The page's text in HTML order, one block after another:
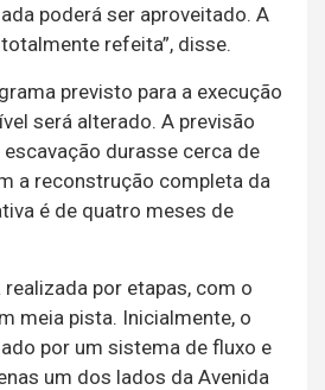
poderá ser aproveitado. A
refeita”, disse.
previsto para a execução
será alterado. A previsão
escavação durasse cerca de
a reconstrução completa da
é de quatro meses de
por etapas, com o
meia pista. Inicialmente, o
por um sistema de fluxo e
um dos lados da Avenida